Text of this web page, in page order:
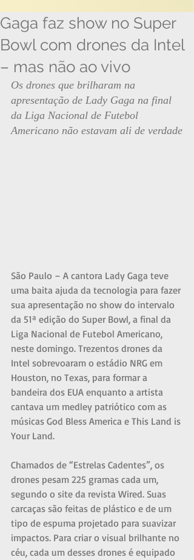
Gaga faz show no Super
Bowl com drones da Intel
– mas não ao vivo
Os drones que brilharam na
apresentação de Lady Gaga na final
da Liga Nacional de Futebol
Americano não estavam ali de verdade
São Paulo – A cantora Lady Gaga teve
uma baita ajuda da tecnologia para fazer
sua apresentação no show do intervalo
da 51ª edição do Super Bowl, a final da
Liga Nacional de Futebol Americano,
neste domingo. Trezentos drones da
Intel sobrevoaram o estádio NRG em
Houston, no Texas, para formar a
bandeira dos EUA enquanto a artista
cantava um medley patriótico com as
músicas God Bless America e This Land is
Your Land.
Chamados de “Estrelas Cadentes”, os
drones pesam 225 gramas cada um,
segundo o site da revista Wired. Suas
carcaças são feitas de plástico e de um
tipo de espuma projetado para suavizar
impactos. Para criar o visual brilhante no
céu, cada um desses drones é equipado